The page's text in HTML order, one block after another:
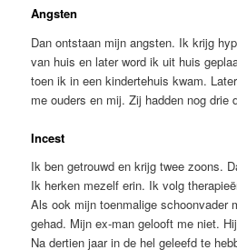
Angsten
Dan ontstaan mijn angsten. Ik krijg
van huis en later word ik uit huis
toen ik in een kindertehuis kwam.
me ouders en mij. Zij hadden nog drie
Incest
Ik ben getrouwd en krijg twee zoons.
Ik herken mezelf erin. Ik volg
Als ook mijn toenmalige schoonvader
gehad. Mijn ex-man gelooft me niet.
Na dertien jaar in de hel geleefd te